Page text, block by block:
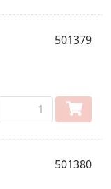
501379
501380